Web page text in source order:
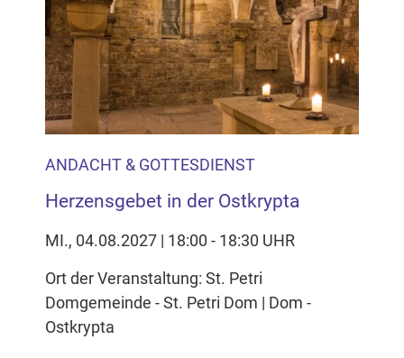
ANDACHT & GOTTESDIENST
Herzensgebet in der Ostkrypta
MI., 04.08.2027 | 18:00 - 18:30 UHR
Ort der Veranstaltung: St. Petri
Domgemeinde - St. Petri Dom | Dom -
Ostkrypta